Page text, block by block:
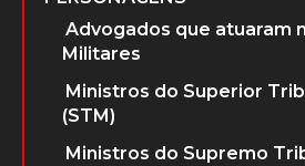
Advogados que atuaram
Militares
Ministros do Superior
(STM)
Ministros do Supremo